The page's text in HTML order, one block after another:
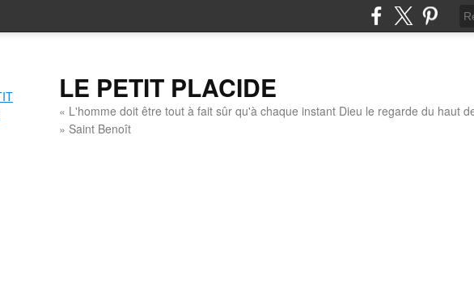
LE PETIT PLACIDE
« L'homme doit être tout à fait sûr qu'à chaque instant Dieu le regarde du haut
» Saint Benoît